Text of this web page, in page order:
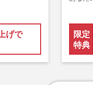
げで
限定
特典